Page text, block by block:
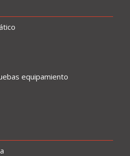
equipamiento